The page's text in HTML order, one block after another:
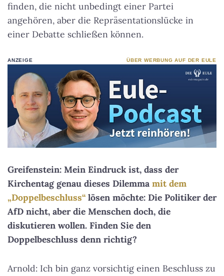
finden, die nicht unbedingt einer Partei
angehören, aber die Repräsentationslücke in
einer Debatte schließen können.
ANZEIGE ÜBER WERBUNG AUF DER EULE
Greifenstein: Mein Eindruck ist, dass der
Kirchentag genau dieses Dilemma mit dem
„Doppelbeschluss“ lösen möchte: Die Politiker der
AfD nicht, aber die Menschen doch, die
diskutieren wollen. Finden Sie den
Doppelbeschluss denn richtig?
Arnold: Ich bin ganz vorsichtig einen Beschluss zu